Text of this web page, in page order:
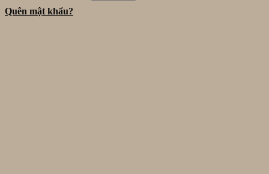
Quên mật khẩu?